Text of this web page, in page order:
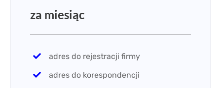
za miesiąc
adres do rejestracji firmy
adres do korespondencji